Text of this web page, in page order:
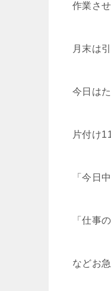
作業さ
月末は
今日は
片付け
「今日
「仕事
などお